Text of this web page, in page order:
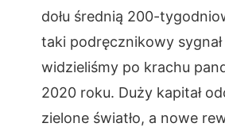
dołu średnią 200-
taki podręcznikowy
widzieliśmy po krachu
2020 roku. Duży kapitał
zielone światło, a nowe